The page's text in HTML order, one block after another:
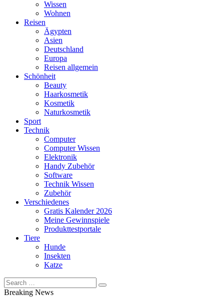
Wissen
Wohnen
Reisen
Ägypten
Asien
Deutschland
Europa
Reisen allgemein
Schönheit
Beauty
Haarkosmetik
Kosmetik
Naturkosmetik
Sport
Technik
Computer
Computer Wissen
Elektronik
Handy Zubehör
Software
Technik Wissen
Zubehör
Verschiedenes
Gratis Kalender 2026
Meine Gewinnspiele
Produkttestportale
Tiere
Hunde
Insekten
Katze
Breaking News